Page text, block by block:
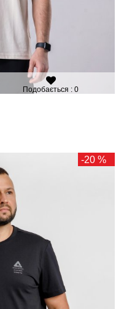
Подобається : 0
-20 %